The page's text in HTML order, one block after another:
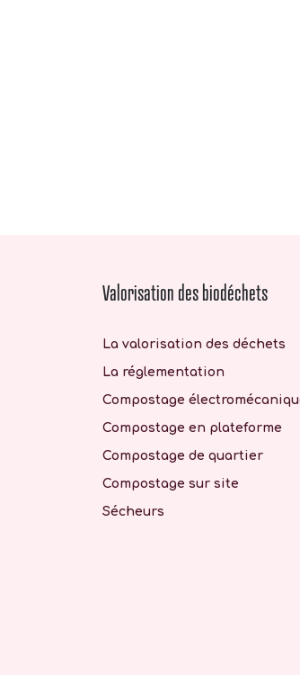
Valorisation des biodéchets
La valorisation des déchets
La réglementation
Compostage
Compostage en plateforme
Compostage de quartier
Compostage sur site
Sécheurs